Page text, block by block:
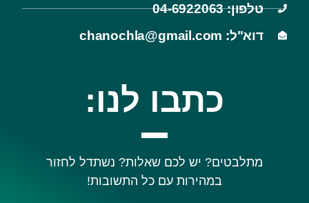
טלפון: 04-6922063
דוא"ל: chanochla@gmail.com
כתבו לנו:
מתלבטים? יש לכם שאלות? נשתדל לחזור
במהירות עם כל התשובות!